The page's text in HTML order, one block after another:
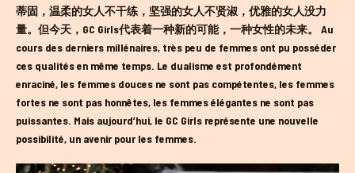
蒂固，温柔的女人不干练，坚强的女人不贤淑，优雅的女人没力
量。但今天，GC Girls代表着一种新的可能，一种女性的未来。 Au
cours des derniers millénaires, très peu de femmes ont pu posséder
ces qualités en même temps. Le dualisme est profondément
enraciné, les femmes douces ne sont pas compétentes, les femmes
fortes ne sont pas honnêtes, les femmes élégantes ne sont pas
puissantes. Mais aujourd’hui, le GC Girls représente une nouvelle
possibilité, un avenir pour les femmes.